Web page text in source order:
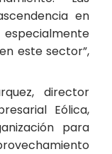
en
este sector”,
director
Eólica,
para